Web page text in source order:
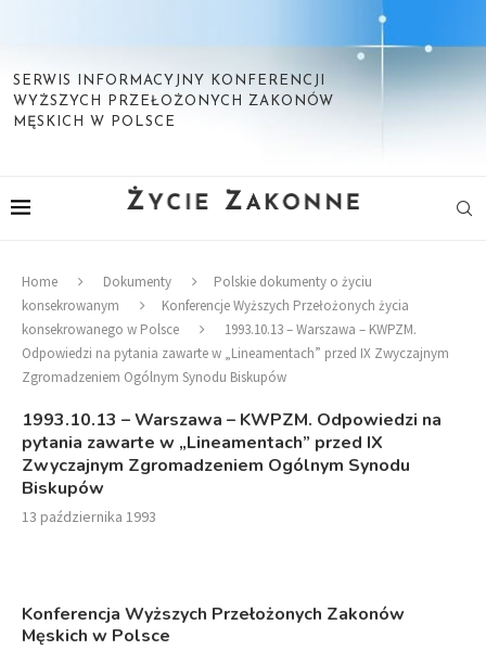
SERWIS INFORMACYJNY KONFERENCJI
WYŻSZYCH PRZEŁOŻONYCH ZAKONÓW
MĘSKICH W POLSCE
Home Dokumenty
Polskie dokumenty o życiu
konsekrowanym
Konferencje Wyższych Przełożonych życia
konsekrowanego w Polsce
1993.10.13 – Warszawa – KWPZM.
Odpowiedzi na pytania zawarte w „Lineamentach” przed IX Zwyczajnym
Zgromadzeniem Ogólnym Synodu Biskupów
1993.10.13 – Warszawa – KWPZM. Odpowiedzi na
pytania zawarte w „Lineamentach” przed IX
Zwyczajnym Zgromadzeniem Ogólnym Synodu
Biskupów
13 października 1993
Konferencja Wyższych Przełożonych Zakonów
Męskich w Polsce